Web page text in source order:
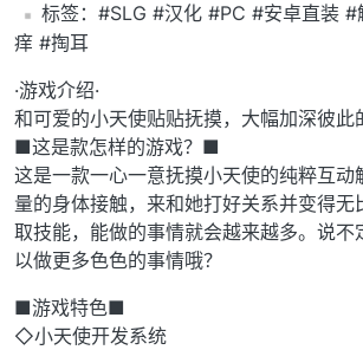
标签：#SLG #汉化 #PC #安卓直装
痒 #掏耳
·游戏介绍·
和可爱的小天使贴贴抚摸，大幅加深彼此
■这是款怎样的游戏？■
这是一款一心一意抚摸小天使的纯粹互动
量的身体接触，来和她打好关系并变得无
取技能，能做的事情就会越来越多。说不
以做更多色色的事情哦？
■游戏特色■
◇小天使开发系统